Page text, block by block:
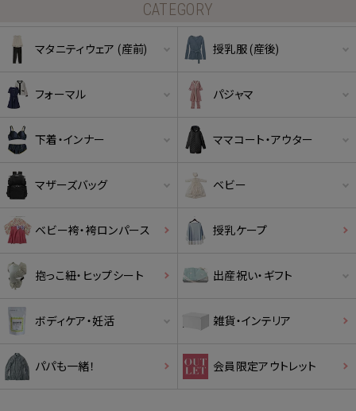
CATEGORY
マタニティウェア (産前) 授乳服 (産後)
フォーマル パジャマ
下着・インナー ママコート・アウター
マザーズバッグ ベビー
ベビー袴・袴ロンパース 授乳ケープ
抱っこ紐・ヒップシート 出産祝い・ギフト
ボディケア・妊活 雑貨・インテリア
パパも一緒！ 会員限定アウトレット